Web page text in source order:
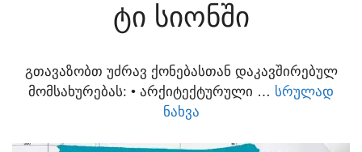
ᲢᲘ ᲡᲘᲝᲜᲨᲘ
ᲒᲗᲐᲕᲐᲖᲝᲑᲗ ᲣᲫᲠᲐᲕ ᲥᲝᲜᲔᲑᲐᲡᲗᲐᲜ ᲓᲐᲙᲐᲕᲨᲘᲠᲔᲑᲣᲚ
ᲛᲝᲛᲡᲐᲮᲣᲠᲔᲑᲐᲡ:​ • ᲐᲠᲥᲘᲢᲔᲥᲢᲣᲠᲣᲚᲘ … ᲡᲠᲣᲚᲐᲓ
ᲜᲐᲮᲕᲐ